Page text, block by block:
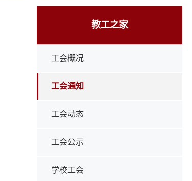
教工之家
工会概况
工会通知
工会动态
工会公示
学校工会